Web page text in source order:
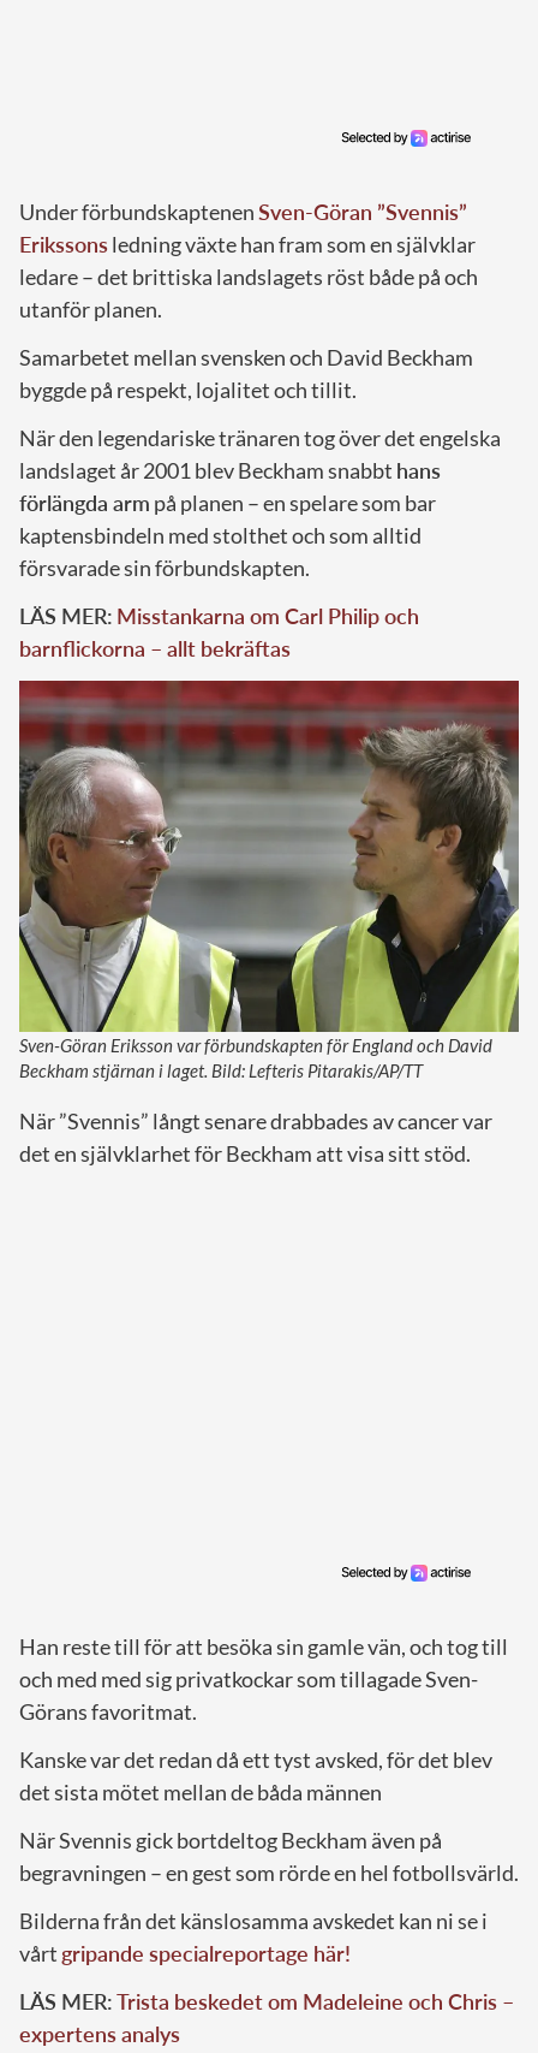
Under förbundskaptenenSven-Göran ”Svennis”
Erikssonsledning växte han fram som en självklar
ledare – det brittiska landslagets röst både på och
utanför planen.
Samarbetet mellan svensken och David Beckham
byggde på respekt, lojalitet och tillit.
När den legendariske tränaren tog över det engelska
landslaget år 2001 blev Beckham snabbt hans
förlängda arm på planen – en spelare som bar
kaptensbindeln med stolthet och som alltid
försvarade sin förbundskapten.
LÄS MER: Misstankarna om Carl Philip och
barnflickorna – allt bekräftas
Sven-Göran Eriksson var förbundskapten för England och David
Beckham stjärnan i laget. Bild: Lefteris Pitarakis/AP/TT
När ”Svennis” långt senare drabbades av cancer var
det en självklarhet för Beckham att visa sitt stöd.
Han reste till för att besöka sin gamle vän, och tog till
och med med sig privatkockar som tillagade Sven-
Görans favoritmat.
Kanske var det redan då ett tyst avsked, för det blev
det sista mötet mellan de båda männen
När Svennis gick bortdeltog Beckham även på
begravningen – en gest som rörde en hel fotbollsvärld.
Bilderna från det känslosamma avskedet kan ni se i
vårt gripande specialreportage här!
LÄS MER:Trista beskedet om Madeleine och Chris –
expertens analys